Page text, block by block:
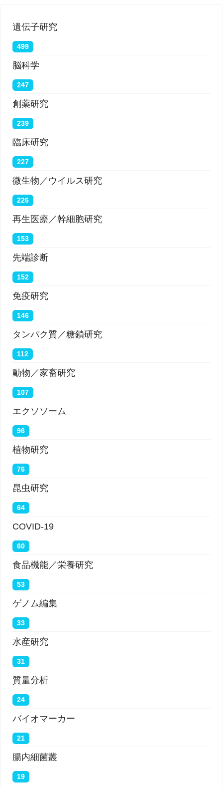
遺伝子研究
499
脳科学
247
創薬研究
239
臨床研究
227
微生物／ウイルス研究
226
再生医療／幹細胞研究
153
先端診断
152
免疫研究
146
タンパク質／糖鎖研究
112
動物／家畜研究
107
エクソソーム
96
植物研究
76
昆虫研究
64
COVID-19
60
食品機能／栄養研究
53
ゲノム編集
33
水産研究
31
質量分析
24
バイオマーカー
21
腸内細菌叢
19